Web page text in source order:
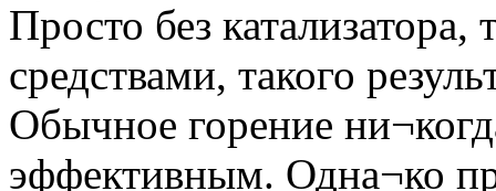
Просто без
средствами, такого
Обычное горение
эффективным. Одна¬ко